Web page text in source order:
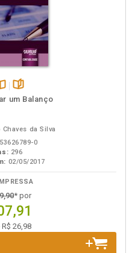
páginas
um Balanço
da Silva
0
296
02/05/2017
* por
26,98